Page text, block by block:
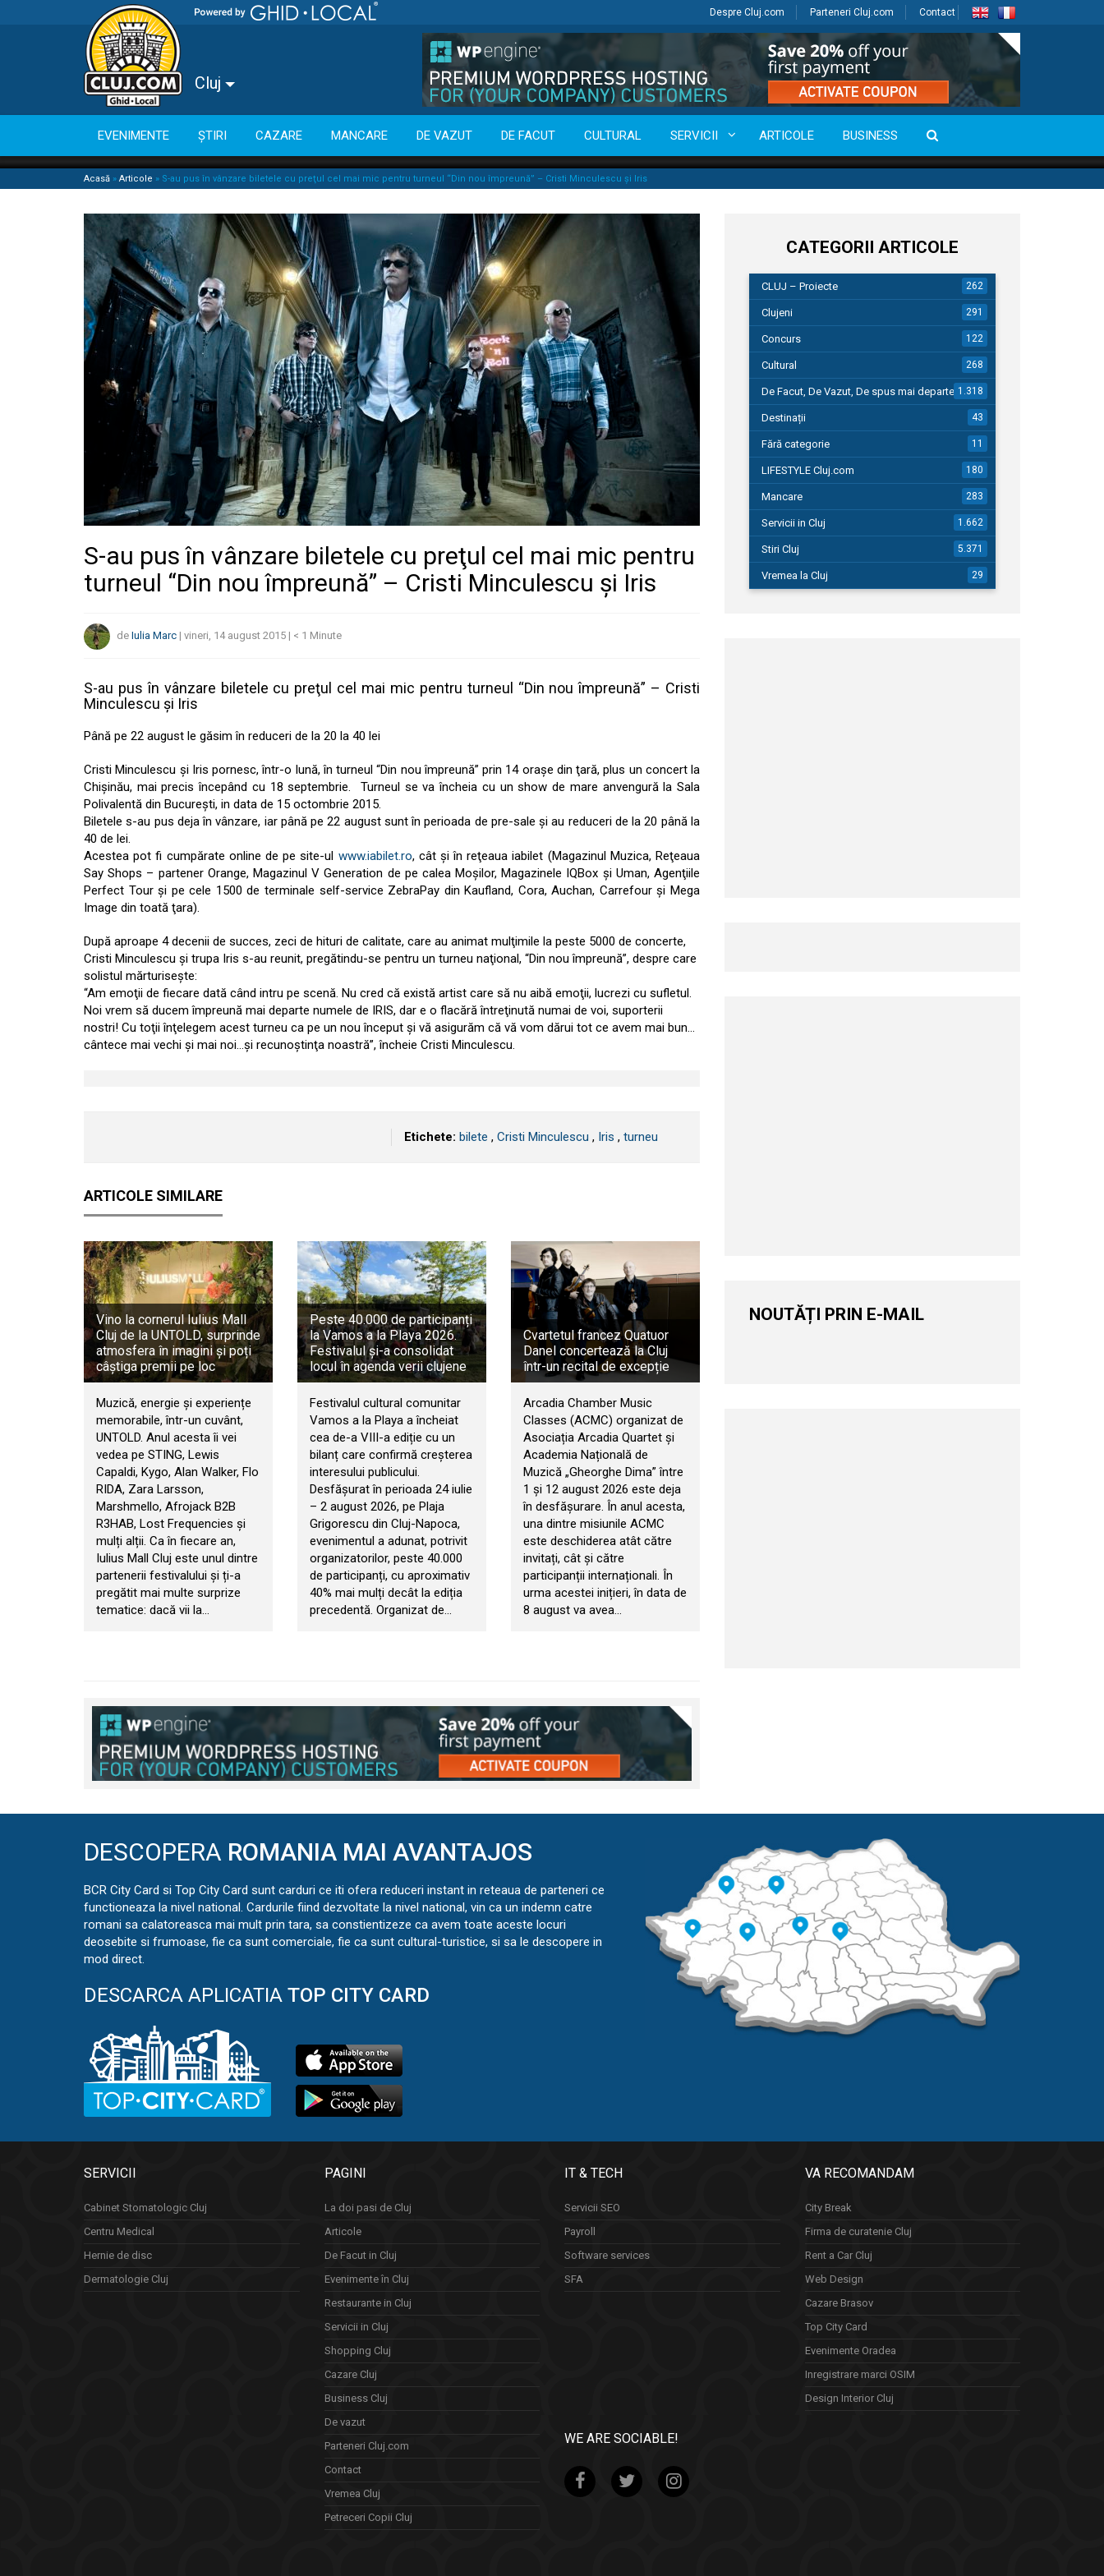
Despre Cluj.com Parteneri Cluj.com Contact
Cluj
EVENIMENTE ȘTIRI CAZARE MANCARE DE VAZUT DE FACUT CULTURAL SERVICII ARTICOLE BUSINESS
Acasă » Articole » S-au pus în vânzare biletele cu preţul cel mai mic pentru turneul “Din nou împreună” – Cristi Minculescu şi Iris
S-au pus în vânzare biletele cu preţul cel mai mic pentru
turneul “Din nou împreună” – Cristi Minculescu şi Iris
de Iulia Marc | vineri, 14 august 2015 | < 1 Minute
S-au pus în vânzare biletele cu preţul cel mai mic pentru turneul “Din nou împreună” – Cristi
Minculescu şi Iris
Până pe 22 august le găsim în reduceri de la 20 la 40 lei
Cristi Minculescu şi Iris pornesc, într-o lună, în turneul “Din nou împreună” prin 14 oraşe din ţară, plus un concert la
Chişinău, mai precis începând cu 18 septembrie. Turneul se va încheia cu un show de mare anvengură la Sala
Polivalentă din Bucureşti, in data de 15 octombrie 2015.
Biletele s-au pus deja în vânzare, iar până pe 22 august sunt în perioada de pre-sale şi au reduceri de la 20 până la
40 de lei.
Acestea pot fi cumpărate online de pe site-ul www.iabilet.ro, cât şi în reţeaua iabilet (Magazinul Muzica, Reţeaua
Say Shops – partener Orange, Magazinul V Generation de pe calea Moşilor, Magazinele IQBox şi Uman, Agenţiile
Perfect Tour şi pe cele 1500 de terminale self-service ZebraPay din Kaufland, Cora, Auchan, Carrefour şi Mega
Image din toată ţara).
După aproape 4 decenii de succes, zeci de hituri de calitate, care au animat mulţimile la peste 5000 de concerte,
Cristi Minculescu şi trupa Iris s-au reunit, pregătindu-se pentru un turneu naţional, “Din nou împreună”, despre care
solistul mărturiseşte:
“Am emoţii de fiecare dată când intru pe scenă. Nu cred că există artist care să nu aibă emoţii, lucrezi cu sufletul.
Noi vrem să ducem împreună mai departe numele de IRIS, dar e o flacără întreţinută numai de voi, suporterii
nostri! Cu toţii înţelegem acest turneu ca pe un nou început şi vă asigurăm că vă vom dărui tot ce avem mai bun…
cântece mai vechi şi mai noi…şi recunoştinţa noastră”, încheie Cristi Minculescu.
Etichete: bilete , Cristi Minculescu , Iris , turneu
ARTICOLE SIMILARE
Vino la cornerul Iulius Mall
Cluj de la UNTOLD, surprinde
atmosfera în imagini și poți
câștiga premii pe loc
Muzică, energie și experiențe
memorabile, într-un cuvânt,
UNTOLD. Anul acesta îi vei
vedea pe STING, Lewis
Capaldi, Kygo, Alan Walker, Flo
RIDA, Zara Larsson,
Marshmello, Afrojack B2B
R3HAB, Lost Frequencies și
mulți alții. Ca în fiecare an,
Iulius Mall Cluj este unul dintre
partenerii festivalului și ți-a
pregătit mai multe surprize
tematice: dacă vii la…
Peste 40.000 de participanți
la Vamos a la Playa 2026.
Festivalul și-a consolidat
locul în agenda verii clujene
Festivalul cultural comunitar
Vamos a la Playa a încheiat
cea de-a VIII-a ediție cu un
bilanț care confirmă creșterea
interesului publicului.
Desfășurat în perioada 24 iulie
– 2 august 2026, pe Plaja
Grigorescu din Cluj-Napoca,
evenimentul a adunat, potrivit
organizatorilor, peste 40.000
de participanți, cu aproximativ
40% mai mulți decât la ediția
precedentă. Organizat de…
Cvartetul francez Quatuor
Danel concertează la Cluj
într-un recital de excepție
Arcadia Chamber Music
Classes (ACMC) organizat de
Asociația Arcadia Quartet și
Academia Națională de
Muzică „Gheorghe Dima” între
1 și 12 august 2026 este deja
în desfășurare. În anul acesta,
una dintre misiunile ACMC
este deschiderea atât către
invitați, cât și către
participanții internaționali. În
urma acestei inițieri, în data de
8 august va avea…
CATEGORII ARTICOLE
CLUJ – Proiecte 262
Clujeni 291
Concurs 122
Cultural 268
De Facut, De Vazut, De spus mai departe…1.318
Destinații 43
Fără categorie 11
LIFESTYLE Cluj.com 180
Mancare 283
Servicii in Cluj 1.662
Stiri Cluj 5.371
Vremea la Cluj 29
NOUTĂȚI PRIN E-MAIL
DESCOPERA ROMANIA MAI AVANTAJOS
BCR City Card si Top City Card sunt carduri ce iti ofera reduceri instant in reteaua de parteneri ce
functioneaza la nivel national. Cardurile fiind dezvoltate la nivel national, vin ca un indemn catre
romani sa calatoreasca mai mult prin tara, sa constientizeze ca avem toate aceste locuri
deosebite si frumoase, fie ca sunt comerciale, fie ca sunt cultural-turistice, si sa le descopere in
mod direct.
DESCARCA APLICATIA TOP CITY CARD
SERVICII
Cabinet Stomatologic Cluj
Centru Medical
Hernie de disc
Dermatologie Cluj
PAGINI
La doi pasi de Cluj
Articole
De Facut in Cluj
Evenimente în Cluj
Restaurante in Cluj
Servicii in Cluj
Shopping Cluj
Cazare Cluj
Business Cluj
De vazut
Parteneri Cluj.com
Contact
Vremea Cluj
Petreceri Copii Cluj
IT & TECH
Servicii SEO
Payroll
Software services
SFA
VA RECOMANDAM
City Break
Firma de curatenie Cluj
Rent a Car Cluj
Web Design
Cazare Brasov
Top City Card
Evenimente Oradea
Inregistrare marci OSIM
Design Interior Cluj
WE ARE SOCIABLE!